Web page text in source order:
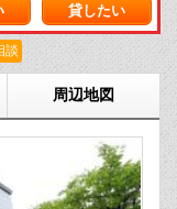
貸したい
談
周辺地図